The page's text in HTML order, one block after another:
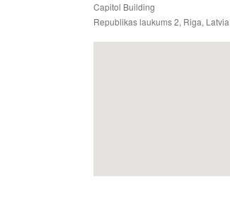
Capitol Building
Republikas laukums 2, Riga, Latvia